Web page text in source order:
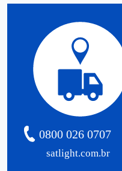
satlight.com.br
0800 026 0707